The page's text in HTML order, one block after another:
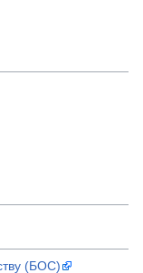
(БОС)